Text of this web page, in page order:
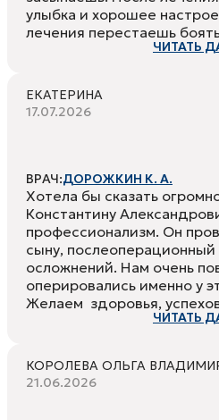
улыбка и хорошее
лечения перестаешь
ЧИТАТЬ
ЕКАТЕРИНА
17.07.2026
ВРАЧ:ДОРОЖКИН К. А.
Хотела бы сказать
Константину
профессионализм. Он
сыну,
осложнений. Нам очень
оперировались именно у
Желаем здоровья,
ЧИТАТЬ
КОРОЛЕВА ОЛЬГА
21.06.2026